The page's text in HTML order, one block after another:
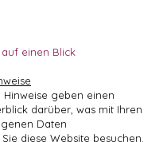
auf einen Blick
geben einen
darüber, was mit Ihren
Daten
diese Website besuchen.